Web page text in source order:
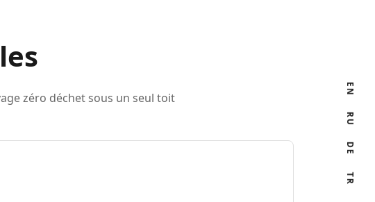
EN
RU
DE
TR
zéro déchet sous un seul toit